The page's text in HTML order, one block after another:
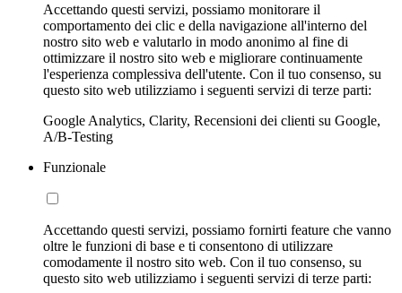
Accettando questi servizi, possiamo monitorare il
comportamento dei clic e della navigazione all'interno del
nostro sito web e valutarlo in modo anonimo al fine di
ottimizzare il nostro sito web e migliorare continuamente
l'esperienza complessiva dell'utente. Con il tuo consenso, su
questo sito web utilizziamo i seguenti servizi di terze parti:
Google Analytics, Clarity, Recensioni dei clienti su Google,
A/B-Testing
Funzionale
Accettando questi servizi, possiamo fornirti feature che vanno
oltre le funzioni di base e ti consentono di utilizzare
comodamente il nostro sito web. Con il tuo consenso, su
questo sito web utilizziamo i seguenti servizi di terze parti: